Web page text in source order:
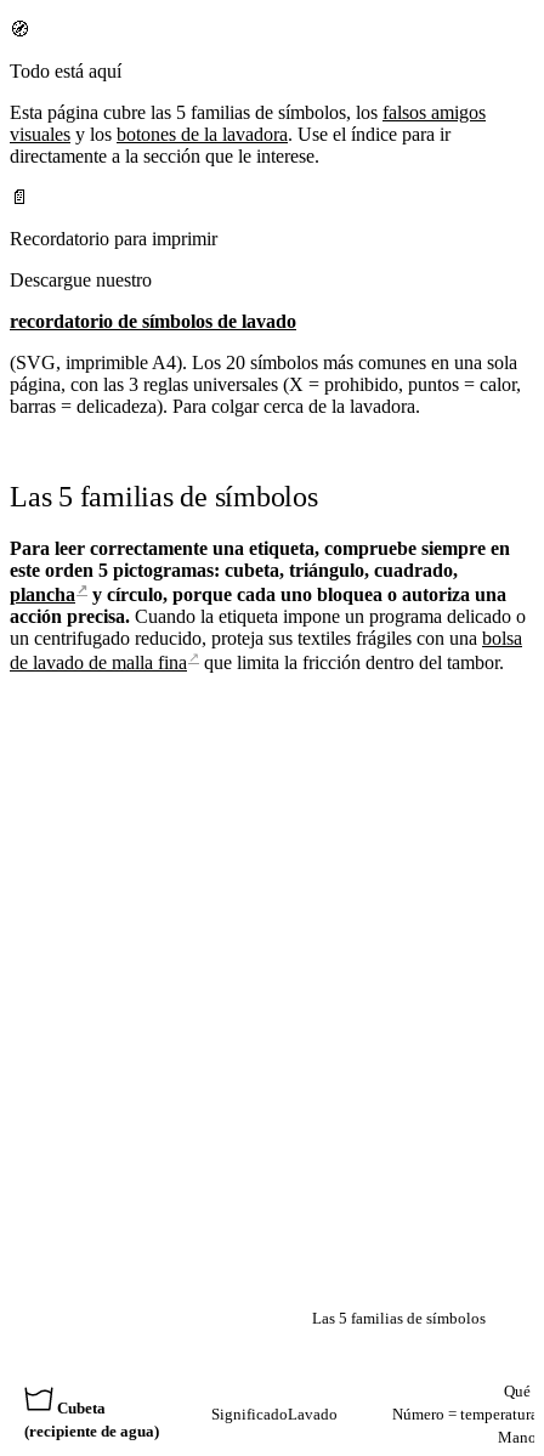
🧭
Todo está aquí
Esta página cubre las 5 familias de símbolos, los falsos amigos
visuales y los botones de la lavadora. Use el índice para ir
directamente a la sección que le interese.
📄
Recordatorio para imprimir
Descargue nuestro
recordatorio de símbolos de lavado
(SVG, imprimible A4). Los 20 símbolos más comunes en una sola
página, con las 3 reglas universales (X = prohibido, puntos = calor,
barras = delicadeza). Para colgar cerca de la lavadora.
Las 5 familias de símbolos
Para leer correctamente una etiqueta, compruebe siempre en
este orden 5 pictogramas: cubeta, triángulo, cuadrado,
plancha ↗ y círculo, porque cada uno bloquea o autoriza una
acción precisa. Cuando la etiqueta impone un programa delicado o
un centrifugado reducido, proteja sus textiles frágiles con una bolsa
de lavado de malla fina ↗ que limita la fricción dentro del tambor.
Las 5 familias de símbolos
Cubeta
(recipiente de agua)
SignificadoLavado
Qué
Número = temperatura
Mano